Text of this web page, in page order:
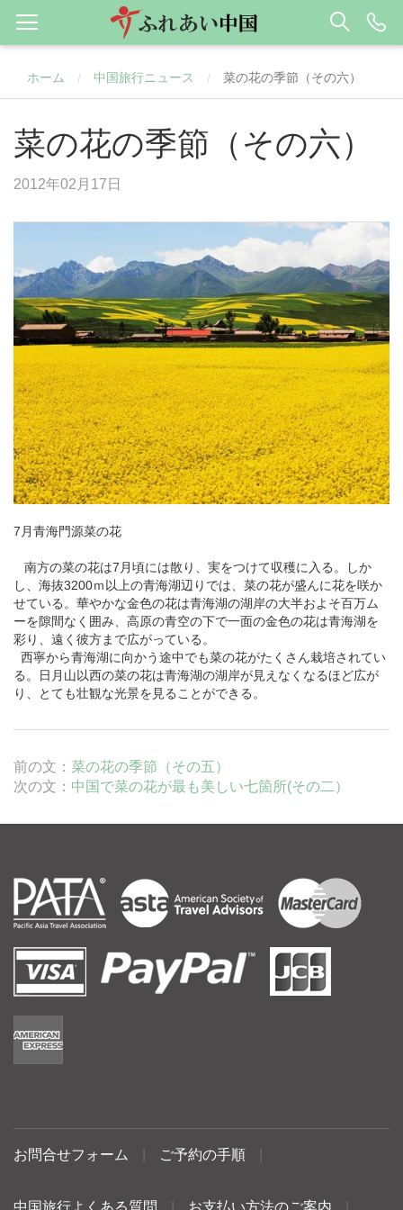
ホーム / 中国旅行ニュース / 菜の花の季節（その六）
菜の花の季節（その六）
2012年02月17日
7月青海門源菜の花
南方の菜の花は7月頃には散り、実をつけて収穫に入る。しか
し、海抜3200ｍ以上の青海湖辺りでは、菜の花が盛んに花を咲か
せている。華やかな金色の花は青海湖の湖岸の大半およそ百万ム
ーを隙間なく囲み、高原の青空の下で一面の金色の花は青海湖を
彩り、遠く彼方まで広がっている。
西寧から青海湖に向かう途中でも菜の花がたくさん栽培されてい
る。日月山以西の菜の花は青海湖の湖岸が見えなくなるほど広が
り、とても壮観な光景を見ることができる。
前の文： 菜の花の季節（その五）
次の文： 中国で菜の花が最も美しい七箇所(その二）
お問合せフォーム ご予約の手順